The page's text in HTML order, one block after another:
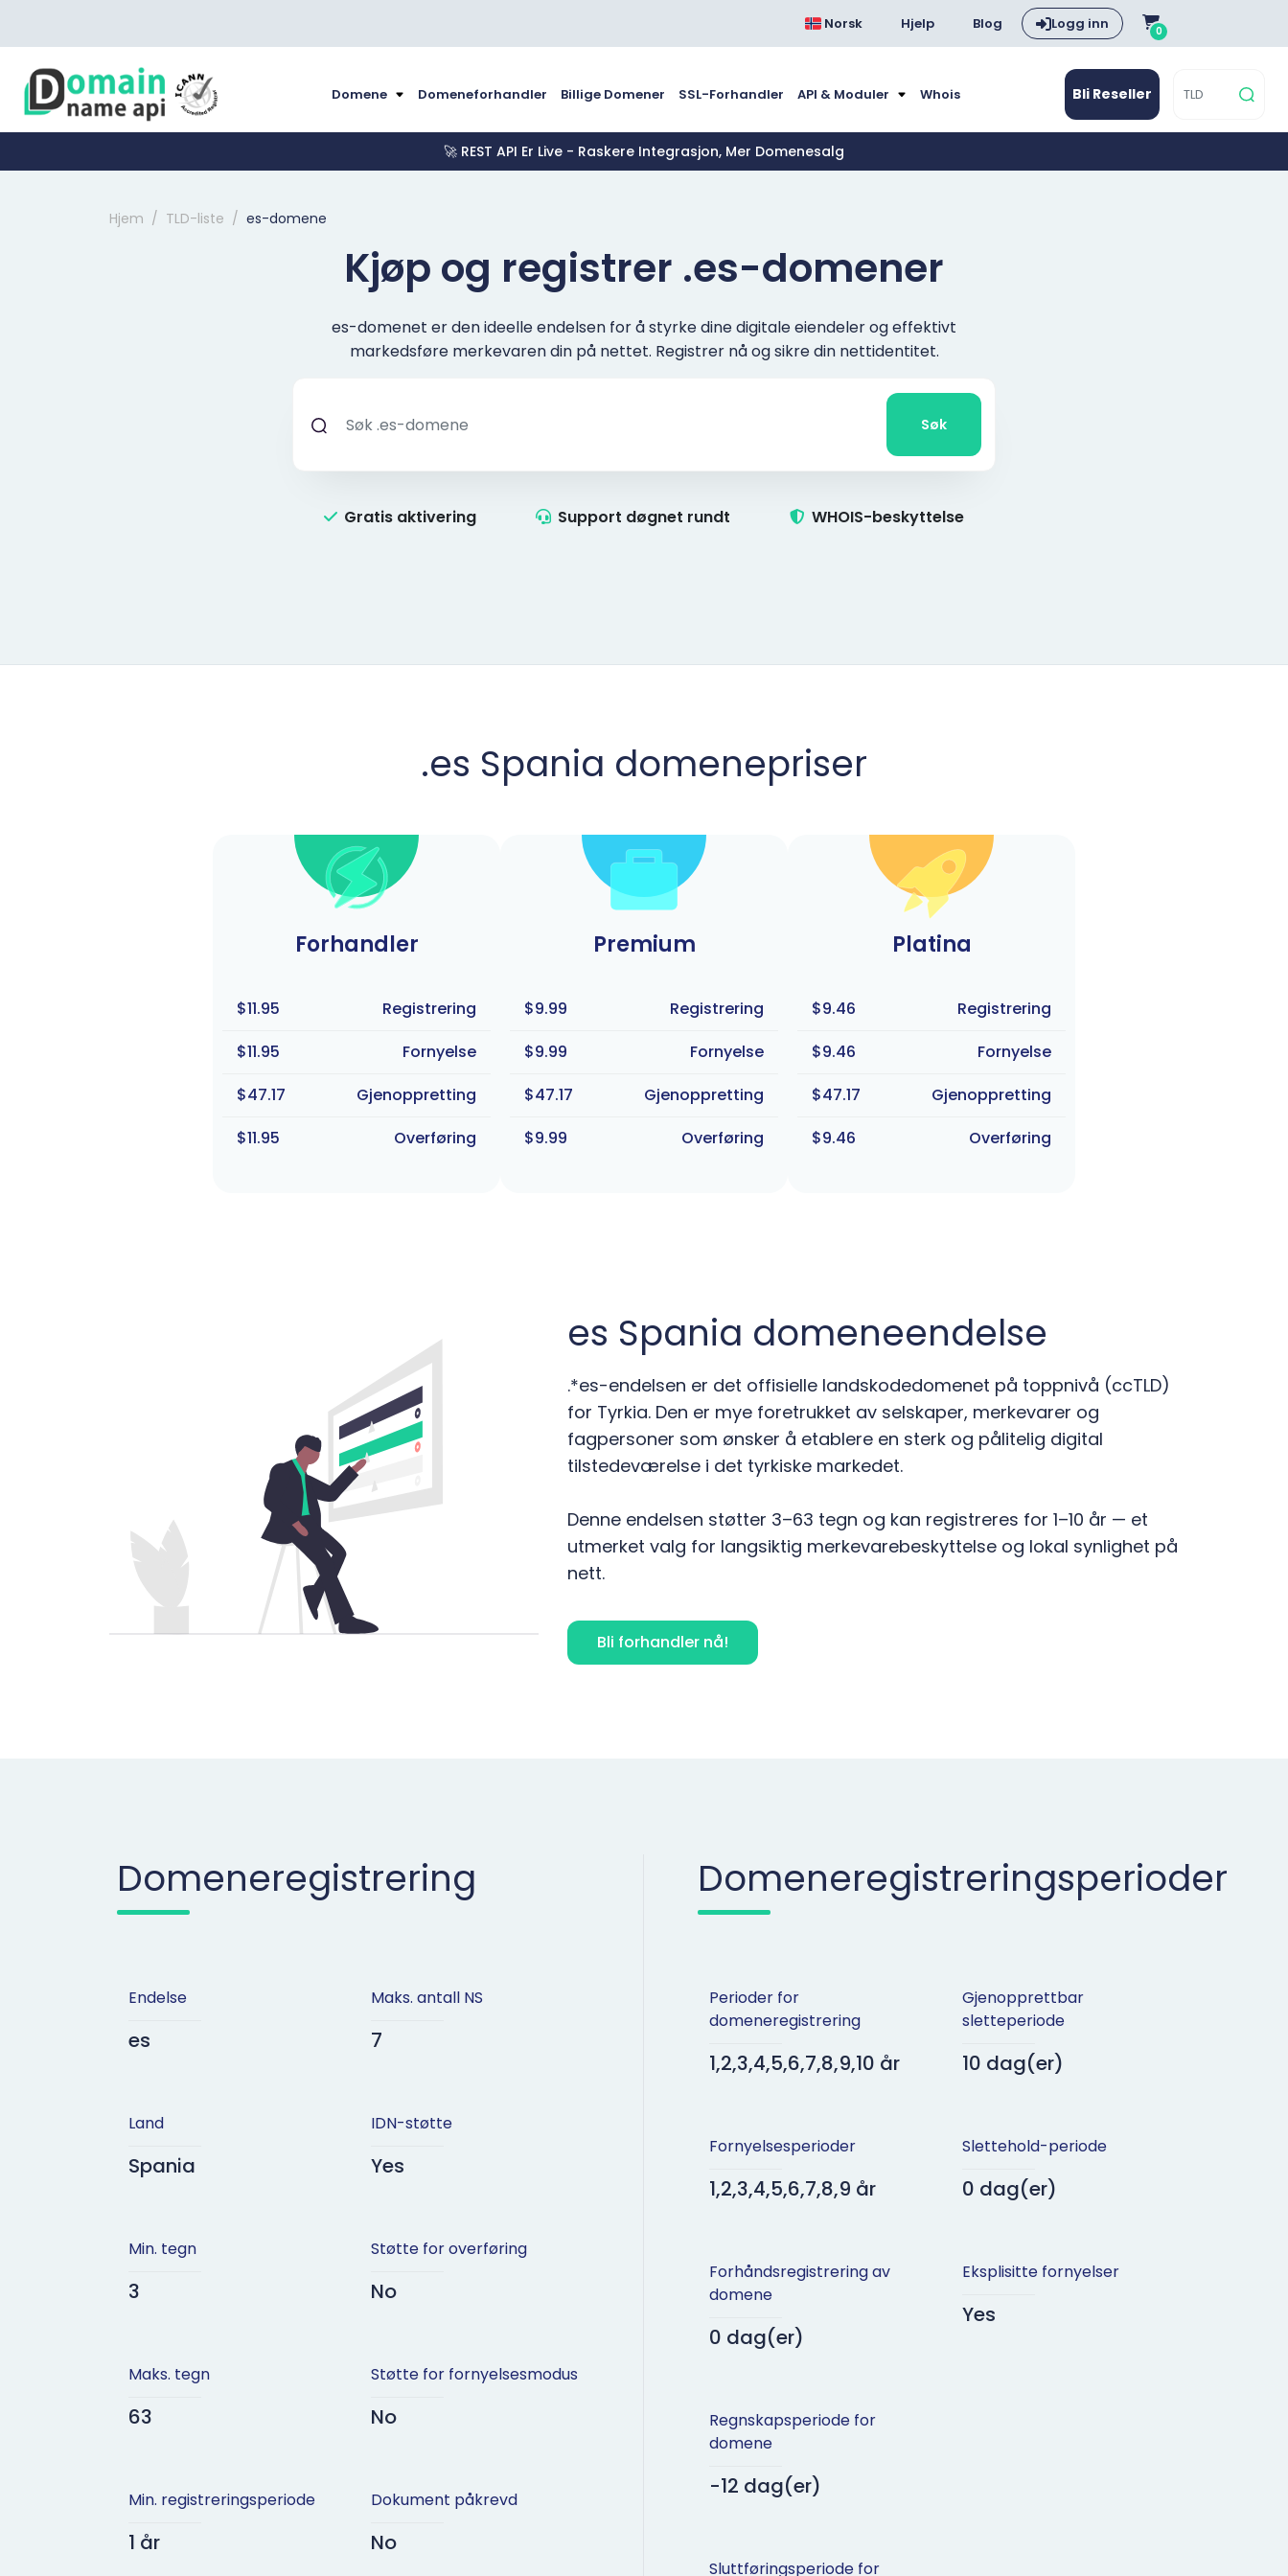
Norsk Hjelp Blog Logg inn 0
Domene Domeneforhandler Billige Domener SSL-Forhandler API & Moduler Whois Bli Reseller
🚀 REST API Er Live - Raskere Integrasjon, Mer Domenesalg
Hjem TLD-liste es-domene
Kjøp og registrer .es-domener
es-domenet er den ideelle endelsen for å styrke dine digitale eiendeler og effektivt
markedsføre merkevaren din på nettet. Registrer nå og sikre din nettidentitet.
Søk
Gratis aktivering Support døgnet rundt WHOIS-beskyttelse
.es Spania domenepriser
Forhandler
$11.95
Registrering
$11.95
Fornyelse
$47.17
Gjenoppretting
$11.95
Overføring
Premium
$9.99
Registrering
$9.99
Fornyelse
$47.17
Gjenoppretting
$9.99
Overføring
Platina
$9.46
Registrering
$9.46
Fornyelse
$47.17
Gjenoppretting
$9.46
Overføring
es Spania domeneendelse
.*es-endelsen er det offisielle landskodedomenet på toppnivå (ccTLD)
for Tyrkia. Den er mye foretrukket av selskaper, merkevarer og
fagpersoner som ønsker å etablere en sterk og pålitelig digital
tilstedeværelse i det tyrkiske markedet.
Denne endelsen støtter 3–63 tegn og kan registreres for 1–10 år — et
utmerket valg for langsiktig merkevarebeskyttelse og lokal synlighet på
nett.
Bli forhandler nå!
Domeneregistrering
Endelse
es
Land
Spania
Min. tegn
3
Maks. tegn
63
Min. registreringsperiode
1 år
Maks. antall NS
7
IDN-støtte
Yes
Støtte for overføring
No
Støtte for fornyelsesmodus
No
Dokument påkrevd
No
Domeneregistreringsperioder
Perioder for
domeneregistrering
1,2,3,4,5,6,7,8,9,10 år
Fornyelsesperioder
1,2,3,4,5,6,7,8,9 år
Forhåndsregistrering av
domene
0 dag(er)
Regnskapsperiode for
domene
-12 dag(er)
Sluttføringsperiode for
Gjenopprettbar
sletteperiode
10 dag(er)
Slettehold-periode
0 dag(er)
Eksplisitte fornyelser
Yes